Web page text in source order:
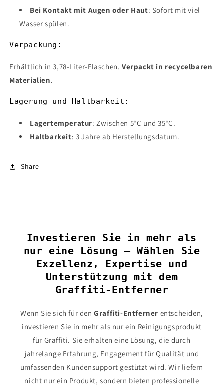
Bei Kontakt mit Augen oder Haut: Sofort mit viel
Wasser spülen.
Verpackung:
Erhältlich in 3,78-Liter-Flaschen. Verpackt in recycelbaren
Materialien.
Lagerung und Haltbarkeit:
Lagertemperatur: Zwischen 5°C und 35°C.
Haltbarkeit: 3 Jahre ab Herstellungsdatum.
Share
Investieren Sie in mehr als
nur eine Lösung – Wählen Sie
Exzellenz, Expertise und
Unterstützung mit dem
Graffiti-Entferner
Wenn Sie sich für denGraffiti-Entferner entscheiden,
investieren Sie in mehr als nur ein Reinigungsprodukt
für Graffiti. Sie erhalten eine Lösung, die durch
jahrelange Erfahrung, Engagement für Qualität und
umfassenden Kundensupport gestützt wird. Wir liefern
nicht nur ein Produkt, sondern bieten professionelle